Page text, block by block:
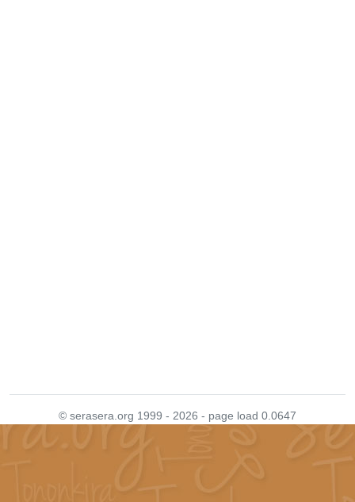
© serasera.org 1999 - 2026 - page load 0.0647